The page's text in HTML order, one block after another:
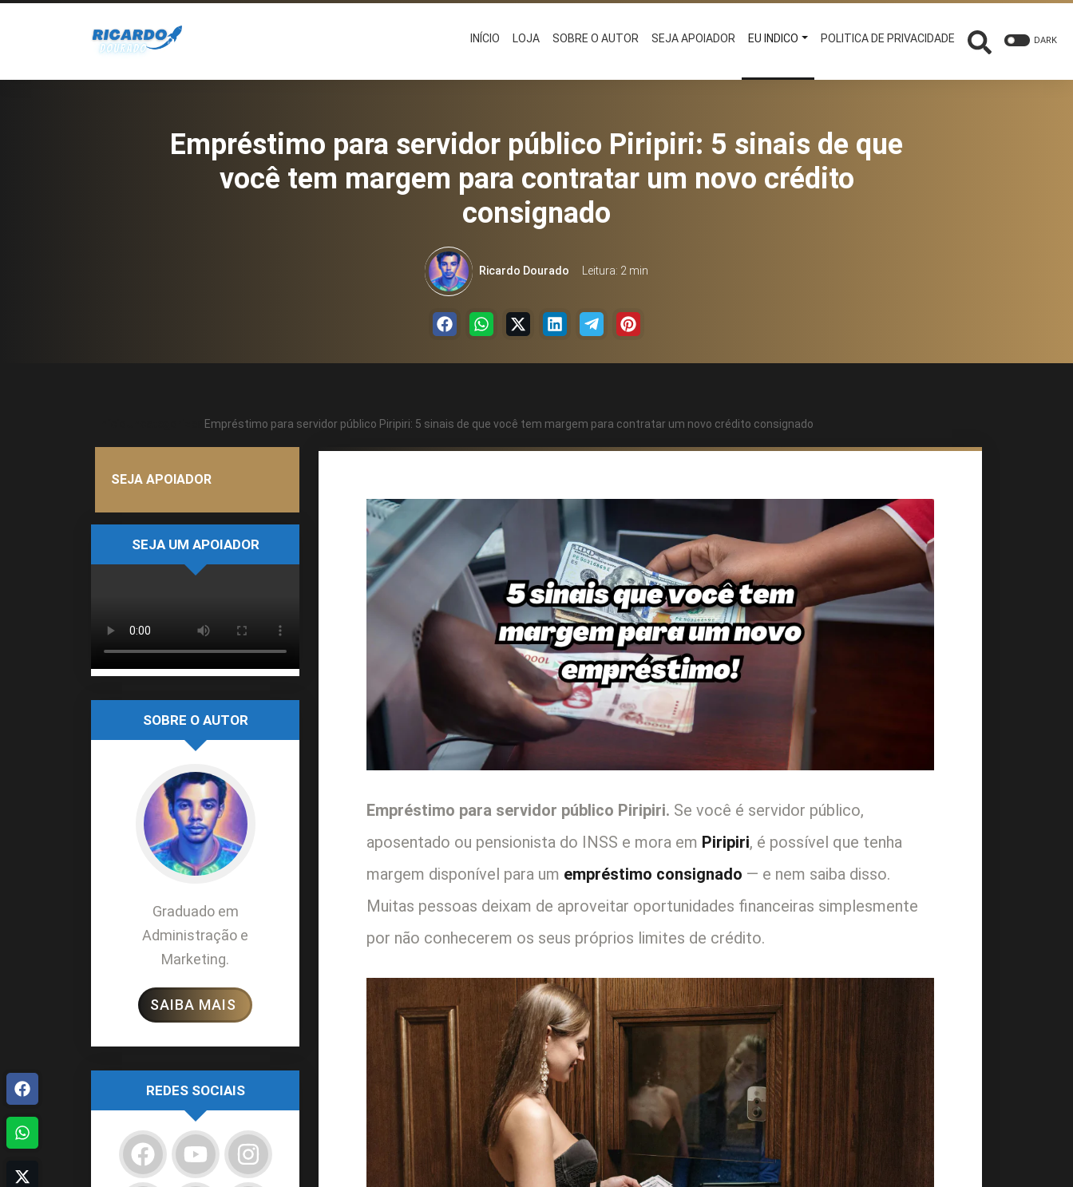
INÍCIO LOJA SOBRE O AUTOR SEJA APOIADOR EU INDICO POLITICA DE PRIVACIDADE DARK
Empréstimo para servidor público Piripiri: 5 sinais de que
você tem margem para contratar um novo crédito
consignado
Ricardo Dourado Leitura: 2 min
Empréstimo para servidor público Piripiri: 5 sinais de que você tem margem para contratar um novo crédito consignado
Empréstimo para servidor público Piripiri. Se você é servidor público,
aposentado ou pensionista do INSS e mora em Piripiri, é possível que tenha
margem disponível para um empréstimo consignado — e nem saiba disso.
Muitas pessoas deixam de aproveitar oportunidades financeiras simplesmente
por não conhecerem os seus próprios limites de crédito.
SEJA APOIADOR
SEJA UM APOIADOR
SOBRE O AUTOR
Graduado em
Administração e
Marketing.
SAIBA MAIS
REDES SOCIAIS